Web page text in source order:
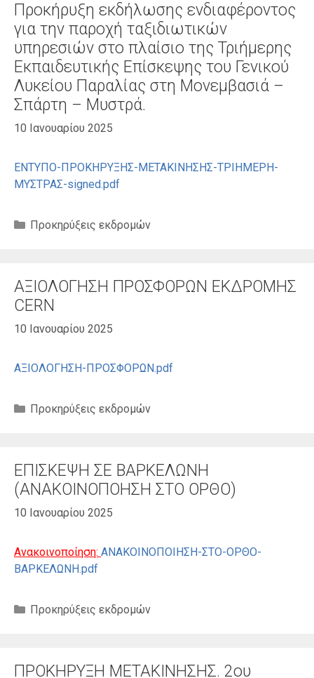
Προκήρυξη εκδήλωσης ενδιαφέροντος
για την παροχή ταξιδιωτικών
υπηρεσιών στo πλαίσιo της Τριήμερης
Εκπαιδευτικής Επίσκεψης του Γενικού
Λυκείου Παραλίας στη Μονεμβασιά –
Σπάρτη – Μυστρά.
10 Ιανουαρίου 2025
ΕΝΤΥΠΟ-ΠΡΟΚΗΡΥΞΗΣ-ΜΕΤΑΚΙΝΗΣΗΣ-ΤΡΙΗΜΕΡΗ-
ΜΥΣΤΡΑΣ-signed.pdf
Κατηγορίες
Προκηρύξεις εκδρομών
ΑΞΙΟΛΟΓΗΣΗ ΠΡΟΣΦΟΡΩΝ ΕΚΔΡΟΜΗΣ
CERN
10 Ιανουαρίου 2025
ΑΞΙΟΛΟΓΗΣΗ-ΠΡΟΣΦΟΡΩΝ.pdf
Κατηγορίες
Προκηρύξεις εκδρομών
ΕΠΙΣΚΕΨΗ ΣΕ ΒΑΡΚΕΛΩΝΗ
(ΑΝΑΚΟΙΝΟΠΟΗΣΗ ΣΤΟ ΟΡΘΟ)
10 Ιανουαρίου 2025
Ανακοινοποίηση: ΑΝΑΚΟΙΝΟΠΟΙΗΣΗ-ΣΤΟ-ΟΡΘΟ-
ΒΑΡΚΕΛΩΝΗ.pdf
Κατηγορίες
Προκηρύξεις εκδρομών
ΠΡΟΚΗΡΥΞΗ ΜΕΤΑΚΙΝΗΣΗΣ. 2ου